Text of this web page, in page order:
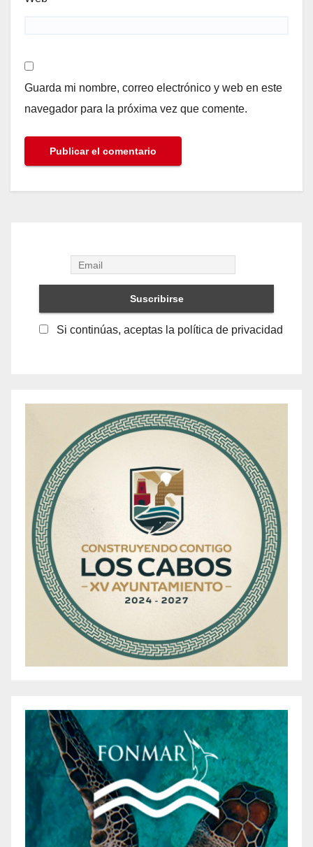
Guarda mi nombre, correo electrónico y web en este
navegador para la próxima vez que comente.
Si continúas, aceptas la política de privacidad